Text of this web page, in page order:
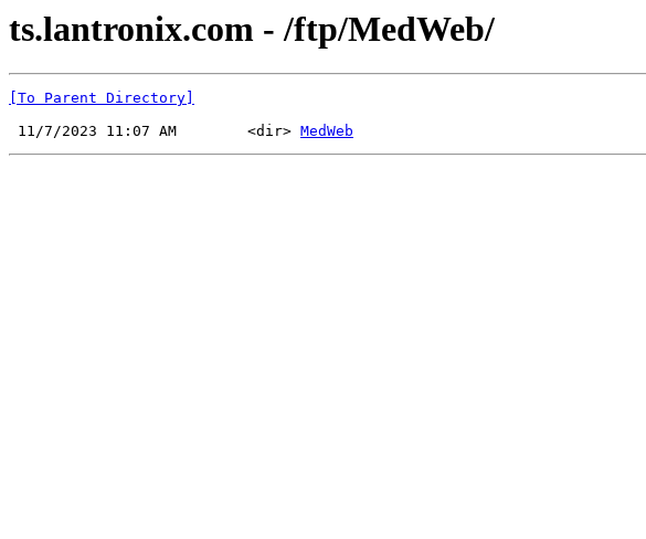
ts.lantronix.com - /ftp/MedWeb/
[To Parent Directory]
11/7/2023 11:07 AM        <dir> MedWeb